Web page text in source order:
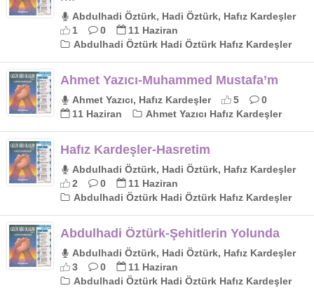
Abdulhadi Öztürk, Hadi Öztürk, Hafız Kardeşler
1
0
11 Haziran
Abdulhadi Öztürk Hadi Öztürk Hafız Kardeşler
Ahmet Yazıcı-Muhammed Mustafa’m
Ahmet Yazıcı, Hafız Kardeşler 5
0
11 Haziran
Ahmet Yazıcı Hafız Kardeşler
Hafız Kardeşler-Hasretim
Abdulhadi Öztürk, Hadi Öztürk, Hafız Kardeşler
2
0
11 Haziran
Abdulhadi Öztürk Hadi Öztürk Hafız Kardeşler
Abdulhadi Öztürk-Şehitlerin Yolunda
Abdulhadi Öztürk, Hadi Öztürk, Hafız Kardeşler
3
0
11 Haziran
Abdulhadi Öztürk Hadi Öztürk Hafız Kardeşler